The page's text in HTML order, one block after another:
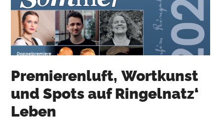
Premierenluft, Wortkunst
und Spots auf Ringelnatz‘
Leben